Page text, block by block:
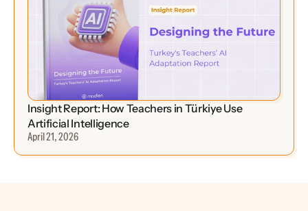
Insight Report: How Teachers in Türkiye Use
Artificial Intelligence
April 21, 2026